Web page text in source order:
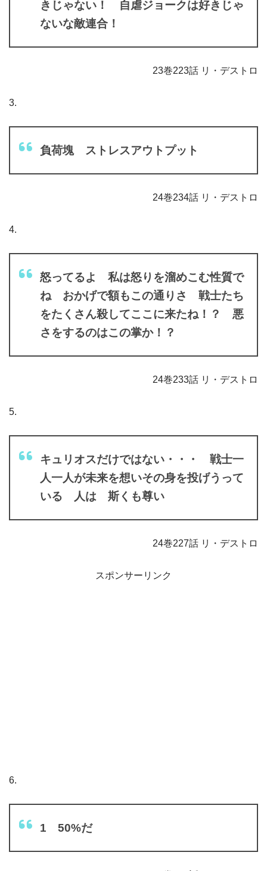
きじゃない！ 自虐ジョークは好きじゃ
ないな敵連合！
23巻223話 リ・デストロ
3.
負荷塊 ストレスアウトプット
24巻234話 リ・デストロ
4.
怒ってるよ 私は怒りを溜めこむ性質で
ね おかげで額もこの通りさ 戦士たち
をたくさん殺してここに来たね！？ 悪
さをするのはこの掌か！？
24巻233話 リ・デストロ
5.
キュリオスだけではない・・・ 戦士一
人一人が未来を想いその身を投げうって
いる 人は 斯くも尊い
24巻227話 リ・デストロ
スポンサーリンク
6.
1 50%だ